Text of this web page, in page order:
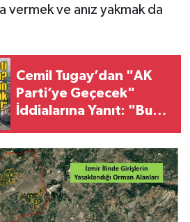
vermek ve anız yakmak da
Cemil Tugay’dan "AK
Parti’ye Geçecek"
İddialarına Yanıt: "Bu
Etmem"